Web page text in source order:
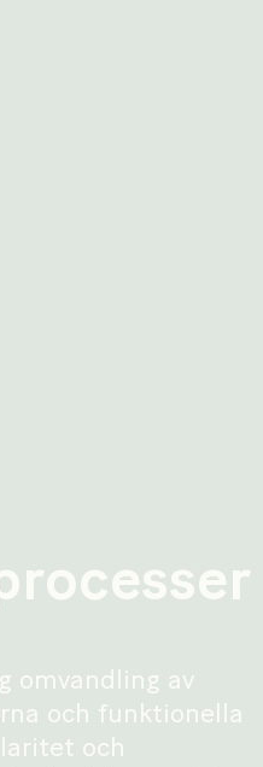
omvandling av
och funktionella
och